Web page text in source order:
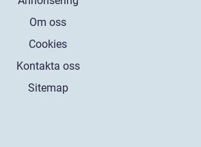
Om oss
Cookies
Kontakta oss
Sitemap